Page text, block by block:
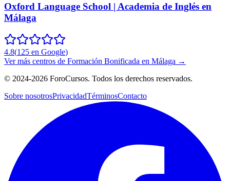
Oxford Language School | Academia de Inglés en
Málaga
4.8(125 en Google)
Ver más centros de Formación Bonificada en Málaga →
© 2024-2026 ForoCursos. Todos los derechos reservados.
Sobre nosotrosPrivacidadTérminosContacto